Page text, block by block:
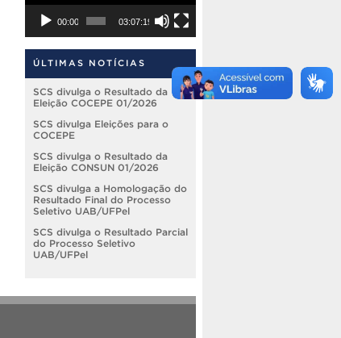
00:00 03:07:19
ÚLTIMAS NOTÍCIAS
SCS divulga o Resultado da
Eleição COCEPE 01/2026
SCS divulga Eleições para o
COCEPE
SCS divulga o Resultado da
Eleição CONSUN 01/2026
SCS divulga a Homologação do
Resultado Final do Processo
Seletivo UAB/UFPel
SCS divulga o Resultado Parcial
do Processo Seletivo
UAB/UFPel